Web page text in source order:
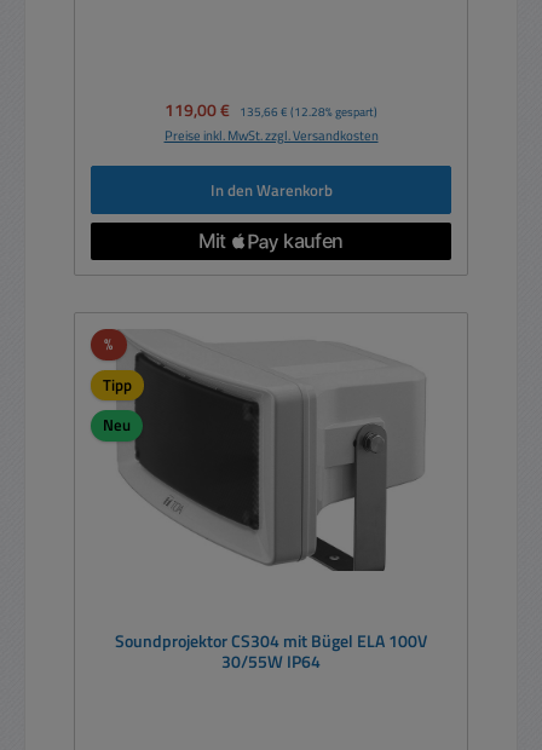
Verkaufspreis:
119,00 € Regulärer Preis:
135,66 € (12.28% gespart)
Preise inkl. MwSt. zzgl. Versandkosten
In den Warenkorb
%Rabatt
Tipp
Neu
Soundprojektor CS304 mit Bügel ELA 100V
30/55W IP64